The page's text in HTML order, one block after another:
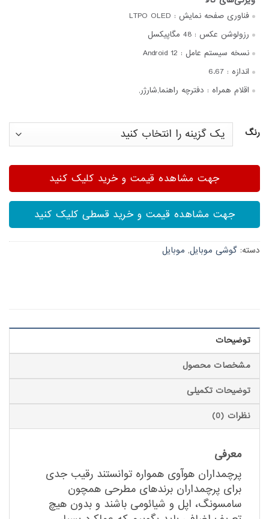
فناوری صفحه‌ نمایش : LTPO OLED
رزولوشن عکس : 48 مگاپیکسل
نسخه سیستم عامل : Android 12
اندازه : 6.67
اقلام همراه : دفترچه‌ راهنما,شارژر,
رنگ
جهت مشاهده قیمت و خرید کلیک کنید
جهت مشاهده قیمت و خرید قسطی کلیک کنید
دسته: گوشی موبایل, موبایل
توضیحات
مشخصات محصول
توضیحات تکمیلی
نظرات (0)
معرفی
پرچمداران هوآوی همواره توانستند رقیب جدی
برای پرچمداران برند‌های مطرحی همچون
سامسونگ، اپل و شیائومی باشند و بدون هیچ